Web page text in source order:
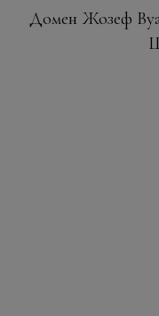
Домен Жозеф